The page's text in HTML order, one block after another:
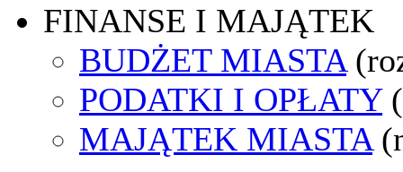
FINANSE I MAJĄTEK
BUDŻET MIASTA
PODATKI I OPŁATY
MAJĄTEK MIASTA